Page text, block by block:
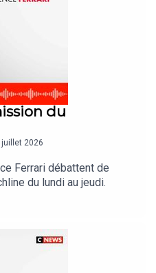
du
2026
Ferrari débattent de
du lundi au jeudi.